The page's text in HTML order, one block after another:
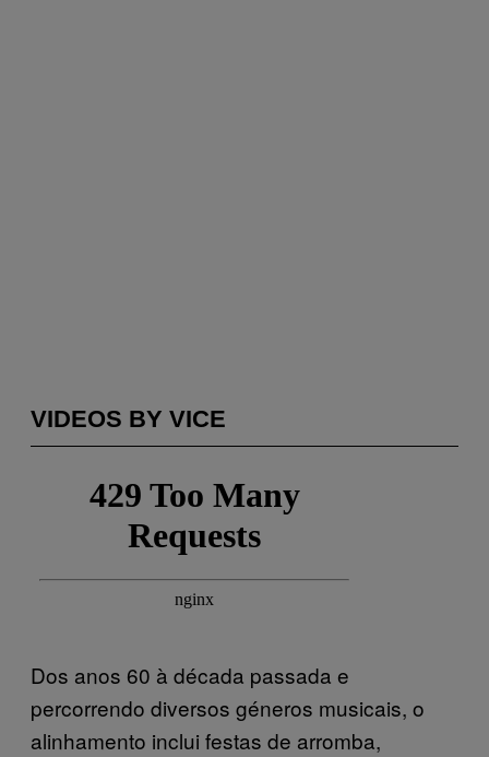
VIDEOS BY VICE
Dos anos 60 à década passada e
percorrendo diversos géneros musicais, o
alinhamento inclui festas de arromba,